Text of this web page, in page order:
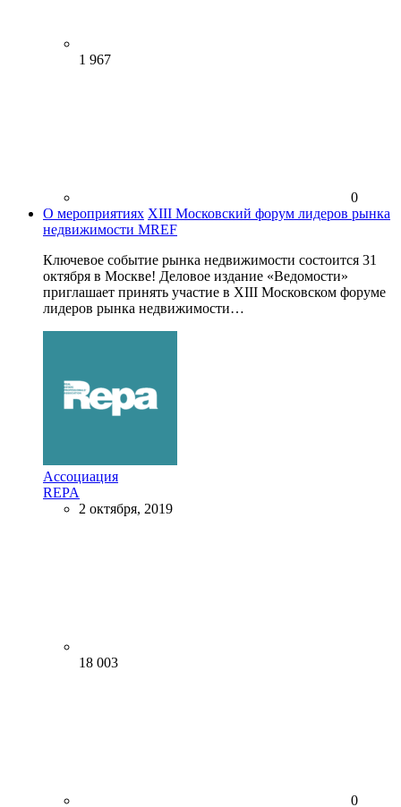
1 967
0
О мероприятиях XIII Московский форум лидеров рынка
недвижимости MREF
Ключевое событие рынка недвижимости состоится 31
октября в Москве! Деловое издание «Ведомости»
приглашает принять участие в XIII Московском форуме
лидеров рынка недвижимости…
Ассоциация
REPA
2 октября, 2019
18 003
0